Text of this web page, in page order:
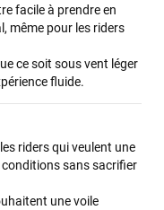
facile à prendre en
même pour les riders
ce soit sous vent léger
fluide.
riders qui veulent une
sans sacrifier
une voile
À peine la
pour confirmer
me conseiller
du matériel en
dans un colis
l’eau ! Je
son